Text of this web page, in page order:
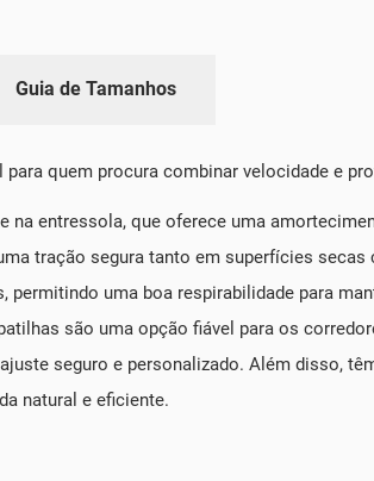
Guia de Tamanhos
quem procura combinar velocidade e
entressola, que oferece uma
tração segura tanto em superfícies
uma boa respirabilidade para
são uma opção fiável para os
seguro e personalizado. Além disso,
natural e eficiente.